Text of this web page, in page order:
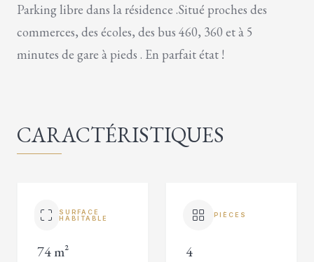
Parking libre dans la résidence .Situé proches des
commerces, des écoles, des bus 460, 360 et à 5
minutes de gare à pieds . En parfait état !
CARACTÉRISTIQUES
SURFACE
HABITABLE
74 m²
PIÈCES
4